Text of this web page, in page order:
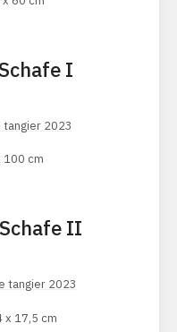
I
100 cm
II
x 17,5 cm